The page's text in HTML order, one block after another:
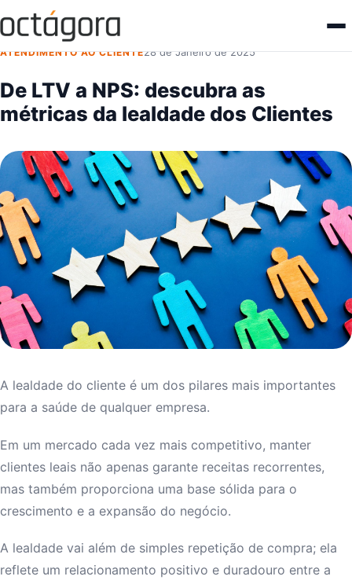
← Voltar ao Blog
ATENDIMENTO AO CLIENTE28 de Janeiro de 2025
De LTV a NPS: descubra as
métricas da lealdade dos Clientes
A lealdade do cliente é um dos pilares mais importantes
para a saúde de qualquer empresa.
Em um mercado cada vez mais competitivo, manter
clientes leais não apenas garante receitas recorrentes,
mas também proporciona uma base sólida para o
crescimento e a expansão do negócio.
A lealdade vai além de simples repetição de compra; ela
reflete um relacionamento positivo e duradouro entre a